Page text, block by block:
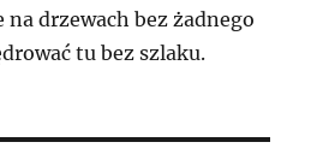
na drzewach bez żadnego
tu bez szlaku.